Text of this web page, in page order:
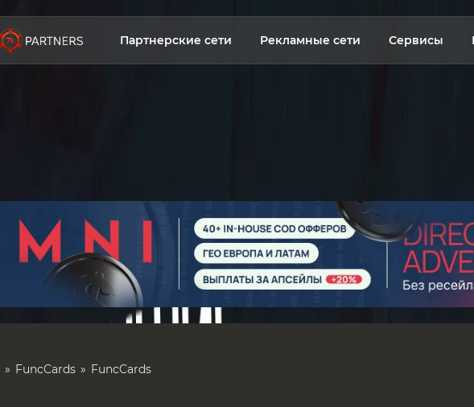
Партнерские сети Рекламные сети Сервисы
FuncCards FuncCards